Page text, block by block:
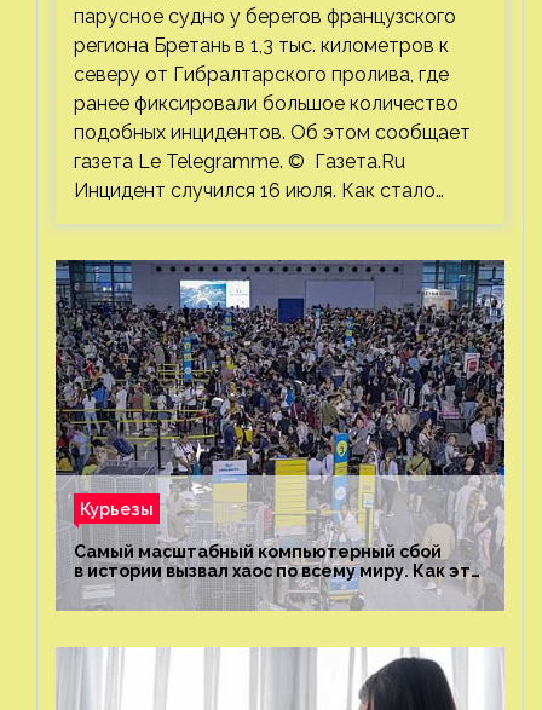
парусное судно у берегов французского
региона Бретань в 1,3 тыс. километров к
северу от Гибралтарского пролива, где
ранее фиксировали большое количество
подобных инцидентов. Об этом сообщает
газета Le Telegramme. © Газета.Ru
Инцидент случился 16 июля. Как стало…
Курьезы
Самый масштабный компьютерный сбой
в истории вызвал хаос по всему миру. Как это
было?